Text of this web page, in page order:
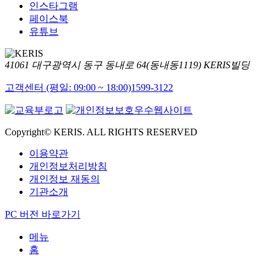
인스타그램
페이스북
유튜브
41061 대구광역시 동구 동내로 64(동내동1119) KERIS빌딩
고객센터 (평일: 09:00 ~ 18:00)1599-3122
Copyright© KERIS. ALL RIGHTS RESERVED
이용약관
개인정보처리방침
개인정보 재동의
기관소개
PC 버전 바로가기
메뉴
홈